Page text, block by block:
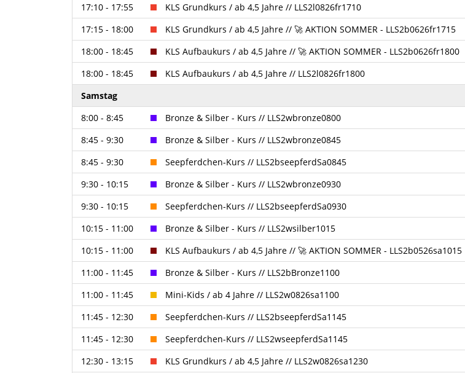
17:10 - 17:55
KLS Grundkurs / ab 4,5 Jahre // LLS2l0826fr1710
17:15 - 18:00
KLS Grundkurs / ab 4,5 Jahre // 🚀 AKTION SOMMER - LLS2b0626fr1715
18:00 - 18:45
KLS Aufbaukurs / ab 4,5 Jahre // 🚀 AKTION SOMMER - LLS2b0626fr1800
18:00 - 18:45
KLS Aufbaukurs / ab 4,5 Jahre // LLS2l0826fr1800
Samstag
8:00 - 8:45
Bronze & Silber - Kurs // LLS2wbronze0800
8:45 - 9:30
Bronze & Silber - Kurs // LLS2wbronze0845
8:45 - 9:30
Seepferdchen-Kurs // LLS2bseepferdSa0845
9:30 - 10:15
Bronze & Silber - Kurs // LLS2wbronze0930
9:30 - 10:15
Seepferdchen-Kurs // LLS2bseepferdSa0930
10:15 - 11:00
Bronze & Silber - Kurs // LLS2wsilber1015
10:15 - 11:00
KLS Aufbaukurs / ab 4,5 Jahre // 🚀 AKTION SOMMER - LLS2b0526sa1015
11:00 - 11:45
Bronze & Silber - Kurs // LLS2bBronze1100
11:00 - 11:45
Mini-Kids / ab 4 Jahre // LLS2w0826sa1100
11:45 - 12:30
Seepferdchen-Kurs // LLS2bseepferdSa1145
11:45 - 12:30
Seepferdchen-Kurs // LLS2wseepferdSa1145
12:30 - 13:15
KLS Grundkurs / ab 4,5 Jahre // LLS2w0826sa1230